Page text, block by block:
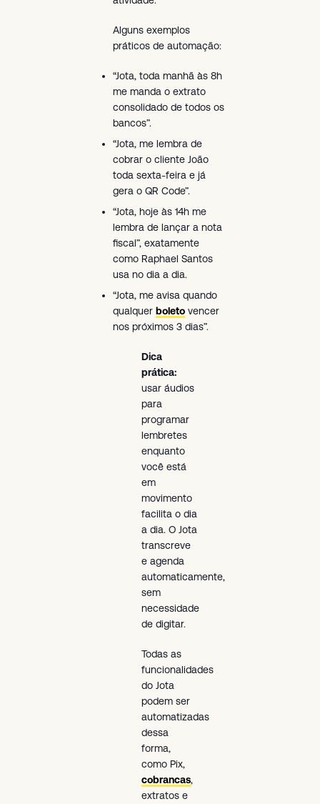
Alguns exemplos
práticos de automação:
“Jota, toda manhã às 8h
me manda o extrato
consolidado de todos os
bancos”.
“Jota, me lembra de
cobrar o cliente João
toda sexta-feira e já
gera o QR Code”.
“Jota, hoje às 14h me
lembra de lançar a nota
fiscal”, exatamente
como Raphael Santos
usa no dia a dia.
“Jota, me avisa quando
qualquer boleto vencer
nos próximos 3 dias”.
Dica
prática:
usar áudios
para
programar
lembretes
enquanto
você está
em
movimento
facilita o dia
a dia. O Jota
transcreve
e agenda
automaticamente,
sem
necessidade
de digitar.
Todas as
funcionalidades
do Jota
podem ser
automatizadas
dessa
forma,
como Pix,
cobrancas,
extratos e